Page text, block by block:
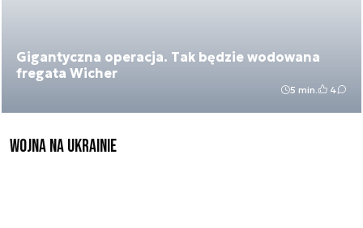
Gigantyczna operacja. Tak będzie wodowana
fregata Wicher
5 min. 4
Wojna na Ukrainie